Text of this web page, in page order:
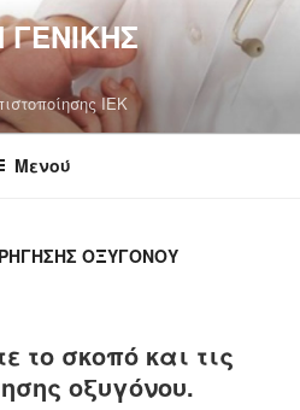
ΙΕΚ
Μενού
ΟΞΥΓΌΝΟΥ
το σκοπό και τις
οξυγόνου.